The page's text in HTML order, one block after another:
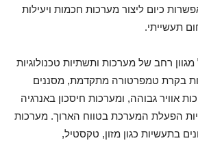
כיום ליצור מערכות חכמות ויעילות
תעשייתי.
מגוון רחב של מערכות ותשתיות טכנולוגיות
בקרת טמפרטורה מתקדמת, מסננים
אוויר גבוהה, ומערכות חיסכון באנרגיה
הפעלת המערכת בטווח הארוך. מערכות
בתעשיות כגון מזון, טקסטיל,